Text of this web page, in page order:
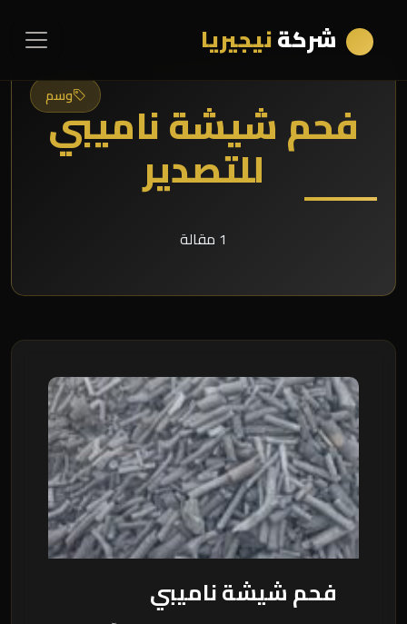
شركةنيجيريا
وسم
فحم شيشة ناميبي
للتصدير
1 مقالة
فحم شيشة ناميبي